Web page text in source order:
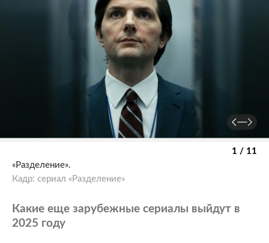
1 / 11
«Разделение».
Кадр: сериал «Разделение»
Какие еще зарубежные сериалы выйдут в
2025 году